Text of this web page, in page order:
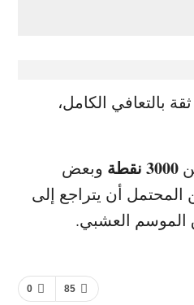
بالتعافي الكامل،
3000 نقطة
وبعض
المحتمل أن يتراجع إلى
الموسم العشبي.
0 85